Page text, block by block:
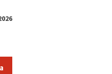
Dompet